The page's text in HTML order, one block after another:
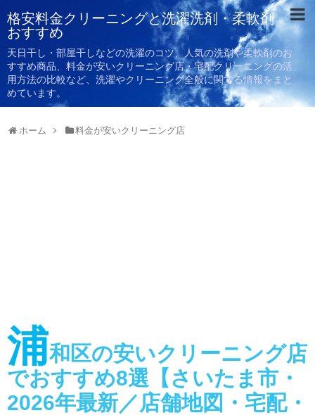
格安料金クリーニングと洗濯洗剤・柔軟剤
おすすめ
天日干し・部屋干しなどの洗濯のコツ、人気の洗剤や柔軟剤のお
すすめ商品、料金が安いクリーニング店・宅配クリーニングの活
用方法の比較など、洗濯やクリーニング全般に関する情報をまと
めています。
ホーム 料金が安いクリーニング店
浦和区の安いクリーニング店
でおすすめ8選【さいたま市・
2026年最新／店舗地図・宅配・